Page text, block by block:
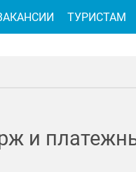
и
ТУРИСТАМ